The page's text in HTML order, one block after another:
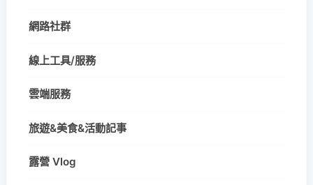
網路社群
線上工具/服務
雲端服務
旅遊&美食&活動記事
露營 Vlog